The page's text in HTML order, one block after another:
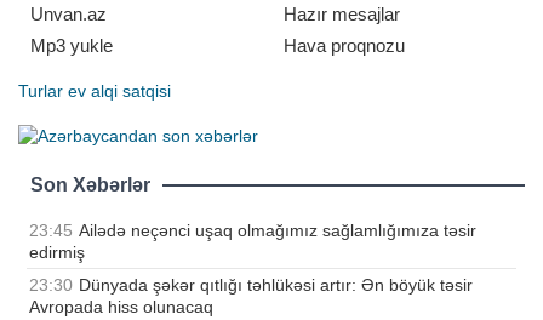
Unvan.az
Hazır mesajlar
Mp3 yukle
Hava proqnozu
Turlar ev alqi satqisi
Son Xəbərlər
23:45 Ailədə neçənci uşaq olmağımız sağlamlığımıza təsir
edirmiş
23:30 Dünyada şəkər qıtlığı təhlükəsi artır: Ən böyük təsir
Avropada hiss olunacaq